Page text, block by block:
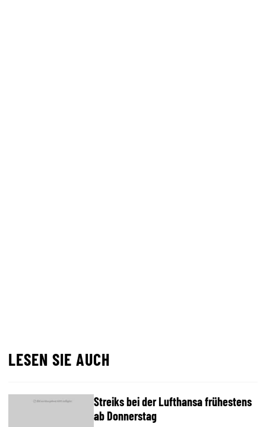
LESEN SIE AUCH
Streiks bei der Lufthansa frühestens
ab Donnerstag